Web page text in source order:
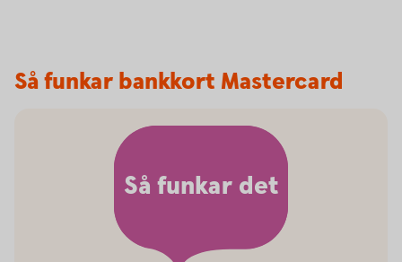
Så funkar bankkort Mastercard
Så funkar det